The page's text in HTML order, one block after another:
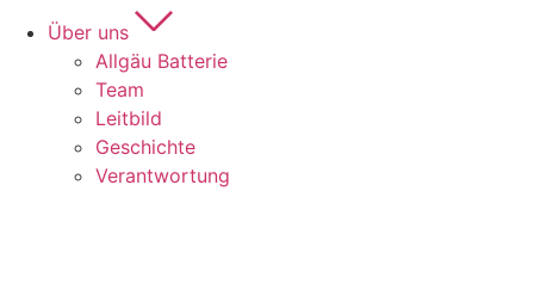
Über uns
Allgäu Batterie
Team
Leitbild
Geschichte
Verantwortung